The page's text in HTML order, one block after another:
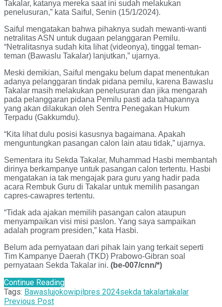
Takalar, katanya mereka saat ini sudah melakukan
penelusuran,” kata Saiful, Senin (15/1/2024).
Saiful mengatakan bahwa pihaknya sudah mewanti-wanti
netralitas ASN untuk dugaan pelanggaran Pemilu.
“Netralitasnya sudah kita lihat (videonya), tinggal teman-
teman (Bawaslu Takalar) lanjutkan,” ujarnya.
Meski demikian, Saiful mengaku belum dapat menentukan
adanya pelanggaran tindak pidana pemilu, karena Bawaslu
Takalar masih melakukan penelusuran dan jika mengarah
pada pelanggaran pidana Pemilu pasti ada tahapannya
yang akan dilakukan oleh Sentra Penegakan Hukum
Terpadu (Gakkumdu).
“Kita lihat dulu posisi kasusnya bagaimana. Apakah
menguntungkan pasangan calon lain atau tidak,” ujarnya.
Sementara itu Sekda Takalar, Muhammad Hasbi membantah
dirinya berkampanye untuk pasangan calon tertentu. Hasbi
mengatakan ia tak mengajak para guru yang hadir pada
acara Rembuk Guru di Takalar untuk memilih pasangan
capres-cawapres tertentu.
“Tidak ada ajakan memilih pasangan calon ataupun
menyampaikan visi misi paslon. Yang saya sampaikan
adalah program presiden,” kata Hasbi.
Belum ada pernyataan dari pihak lain yang terkait seperti
Tim Kampanye Daerah (TKD) Prabowo-Gibran soal
pernyataan Sekda Takalar ini. (be-007/cnn/*)
Continue Reading
Tags: Bawaslujokowipilpres 2024sekda takalartakalar
Previous Post